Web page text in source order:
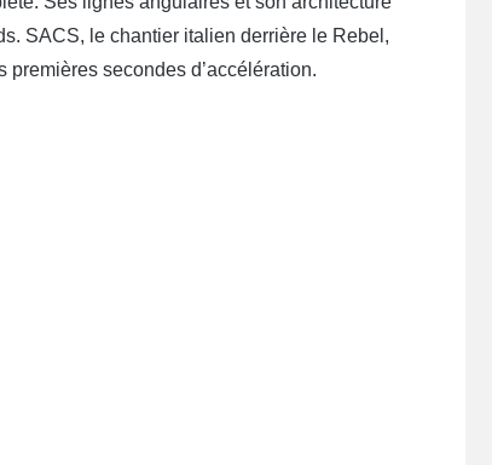
SACS, le chantier italien derrière le Rebel,
secondes d’accélération.